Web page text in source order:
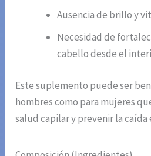
Ausencia de brillo y
Necesidad de
cabello desde el
Este suplemento puede ser
hombres como para mujeres
salud capilar y prevenir la caída